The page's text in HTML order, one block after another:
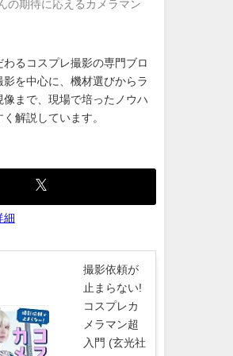
の期待に応えるカメラマン
わるコスプレ撮影の専門ブロ
影を中心に、機材選びからラ
像まで、現場で培ったノウハ
解説しています。
細
撮影依頼が
止まらない!
コスプレカ
メラマン超
入門 (玄光社